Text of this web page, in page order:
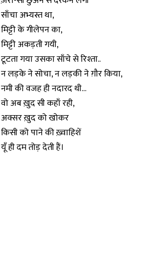
साँचा अभ्यस्त था,
मिट्टी के गीलेपन का,
मिट्टी अकड़ती गयी,
टूटता गया उसका साँचे से रिश्ता..
न लड़के ने सोचा, न लड़की ने ग़ौर किया,
नमी की वजह ही नदारद थी…
वो अब ख़ुद सी कहाँ रही,
अक्सर ख़ुद को खोकर
किसी को पाने की ख़्वाहिशें
यूँ ही दम तोड़ देती हैं।